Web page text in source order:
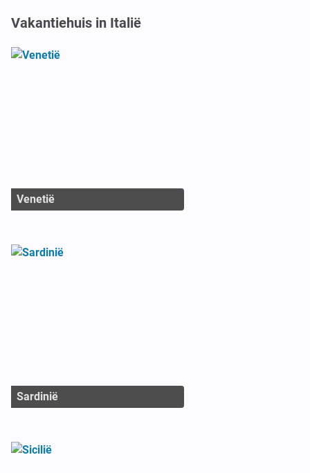
Vakantiehuis in Italië
Venetië
Sardinië